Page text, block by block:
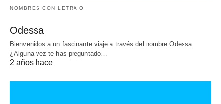
NOMBRES CON LETRA O
Odessa
Bienvenidos a un fascinante viaje a través del nombre Odessa.
¿Alguna vez te has preguntado…
2 años hace